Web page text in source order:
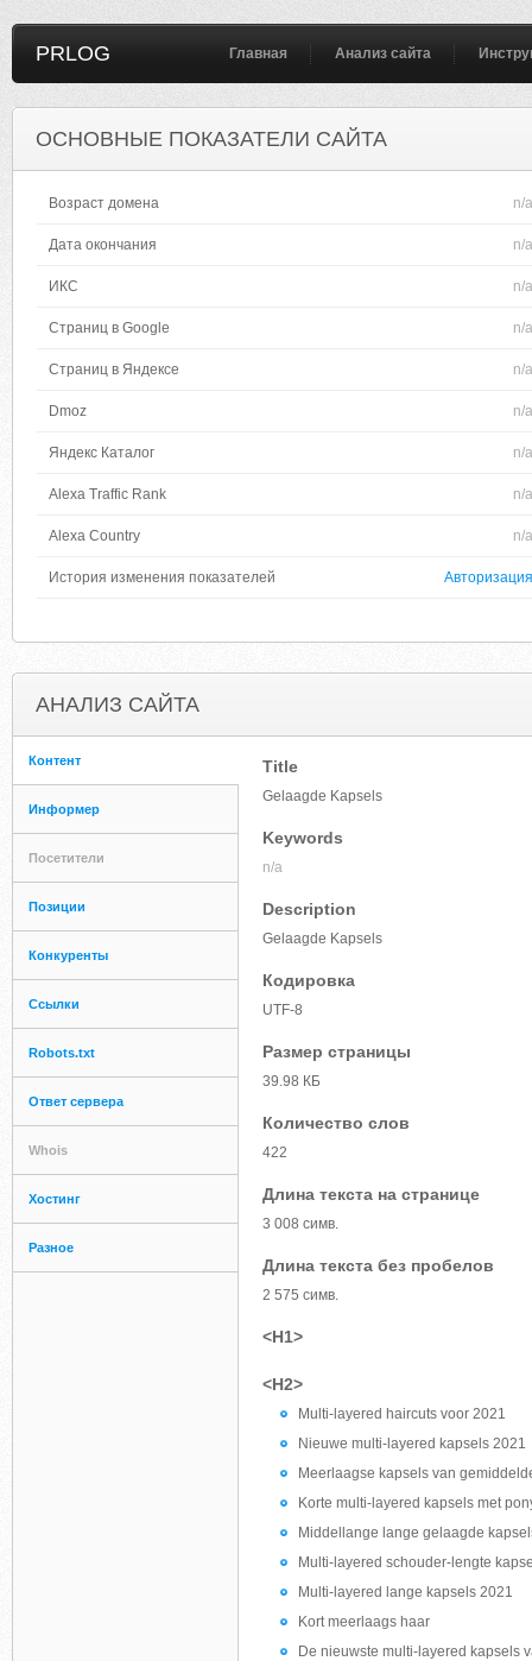
PRLOG Главная Анализ сайта
ОСНОВНЫЕ ПОКАЗАТЕЛИ САЙТА
Возраст домена n/a
Дата окончания n/a
ИКС n/a
Страниц в Google n/a
Страниц в Яндексе n/a
Dmoz n/a
Яндекс Каталог n/a
Alexa Traffic Rank n/a
Alexa Country n/a
История изменения показателей Авторизация
АНАЛИЗ САЙТА
Контент
Информер
Посетители
Позиции
Конкуренты
Ссылки
Robots.txt
Ответ сервера
Whois
Хостинг
Разное
Title
Gelaagde Kapsels
Keywords
n/a
Description
Gelaagde Kapsels
Кодировка
UTF-8
Размер страницы
39.98 КБ
Количество слов
422
Длина текста на странице
3 008 симв.
Длина текста без пробелов
2 575 симв.
<H1>
<H2>
Multi-layered haircuts voor 2021
Nieuwe multi-layered kapsels 2021
Meerlaagse kapsels van
Korte multi-layered kapsels met
Middellange lange gelaagde
Multi-layered schouder-lengte
Multi-layered lange kapsels 2021
Kort meerlaags haar
De nieuwste multi-layered kapsels